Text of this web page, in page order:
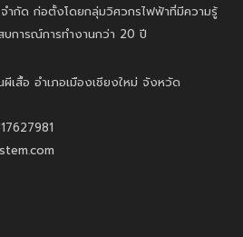
ำกัด ก่อตั้งโดยกลุ่มวิศวกรไฟฟ้าที่มีความรู้
บการณ์การทำงานกว่า 20 ปี
สื้อ อำเภอเมืองเชียงใหม่ จังหวัด